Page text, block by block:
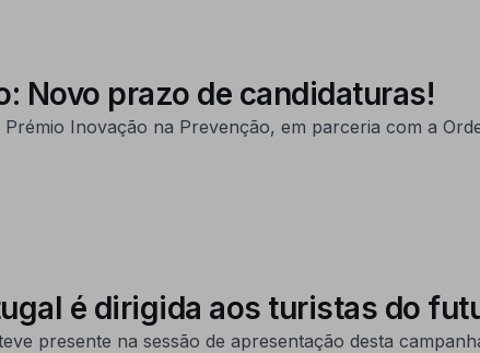
Novo prazo de candidaturas!
Inovação na Prevenção, em parceria com a
é dirigida aos turistas do
presente na sessão de apresentação desta